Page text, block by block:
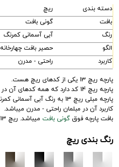
دسته بندی
ریچ
بافت
گونی بافت
رنگ
آبی آسمانی کمرنگ
الگو
حصیر بافت چهارخانه
کاربرد
راحتی - مدرن
پارچه ریچ 13 یکی از کدهای ریچ هست.
پارچه ریچ 14 کد دارد که همه کدهای آن در سایت
پارچه مبلی ریچ 13 به رنگ آبی آسمانی کمرنگ میباشد.
کاربرد آن در مبلمان راحتی - مدرن میباشد.
بافت پارچه فوق گونی بافت میباشد. ریچ 13 الگوی حصیر بافت چهارخانه دارد.
رنگ بندی ریچ